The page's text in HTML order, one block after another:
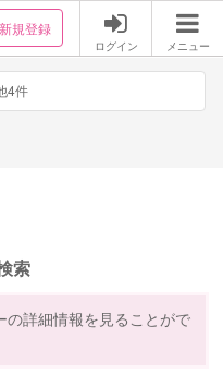
新規登録
ログイン メニュー
4件
索
詳細情報を見ることがで